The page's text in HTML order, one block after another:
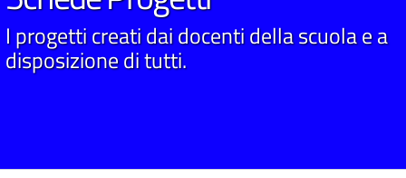
I progetti creati dai docenti della scuola e a
disposizione di tutti.